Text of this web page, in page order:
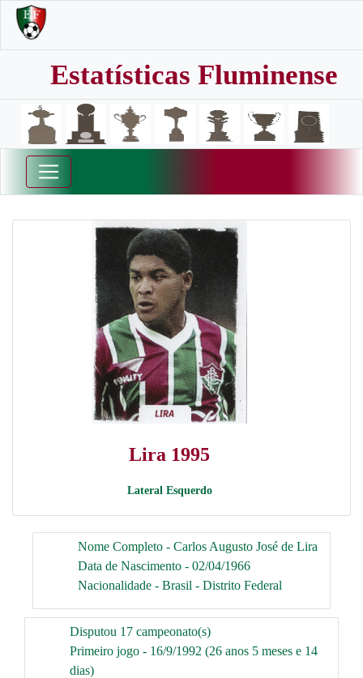
Estatísticas Fluminense
Lira 1995
Lateral Esquerdo
Nome Completo - Carlos Augusto José de Lira
Data de Nascimento - 02/04/1966
Nacionalidade - Brasil - Distrito Federal
Disputou 17 campeonato(s)
Primeiro jogo - 16/9/1992 (26 anos 5 meses e 14
dias)